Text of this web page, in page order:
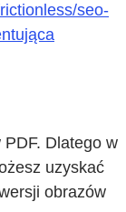
seo-
PDF. Dlatego w
uzyskać
obrazów